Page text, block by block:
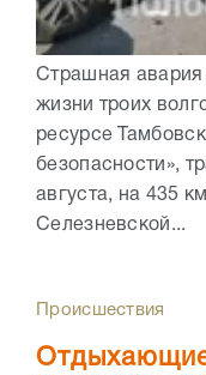
Страшная авария
жизни троих
ресурсе
безопасности»,
августа, на 435
Селезневской...
Происшествия